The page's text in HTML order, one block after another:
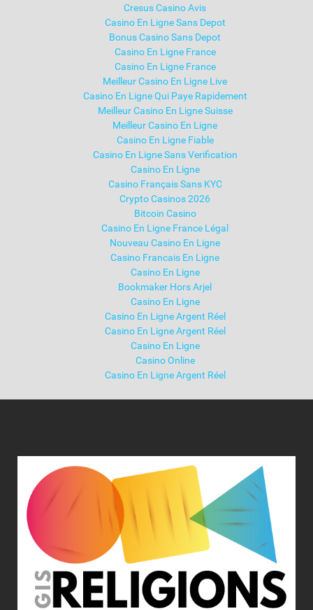
Cresus Casino Avis
Casino En Ligne Sans Depot
Bonus Casino Sans Depot
Casino En Ligne France
Casino En Ligne France
Meilleur Casino En Ligne Live
Casino En Ligne Qui Paye Rapidement
Meilleur Casino En Ligne Suisse
Meilleur Casino En Ligne
Casino En Ligne Fiable
Casino En Ligne Sans Verification
Casino En Ligne
Casino Français Sans KYC
Crypto Casinos 2026
Bitcoin Casino
Casino En Ligne France Légal
Nouveau Casino En Ligne
Casino Francais En Ligne
Casino En Ligne
Bookmaker Hors Arjel
Casino En Ligne
Casino En Ligne Argent Réel
Casino En Ligne Argent Réel
Casino En Ligne
Casino Online
Casino En Ligne Argent Réel